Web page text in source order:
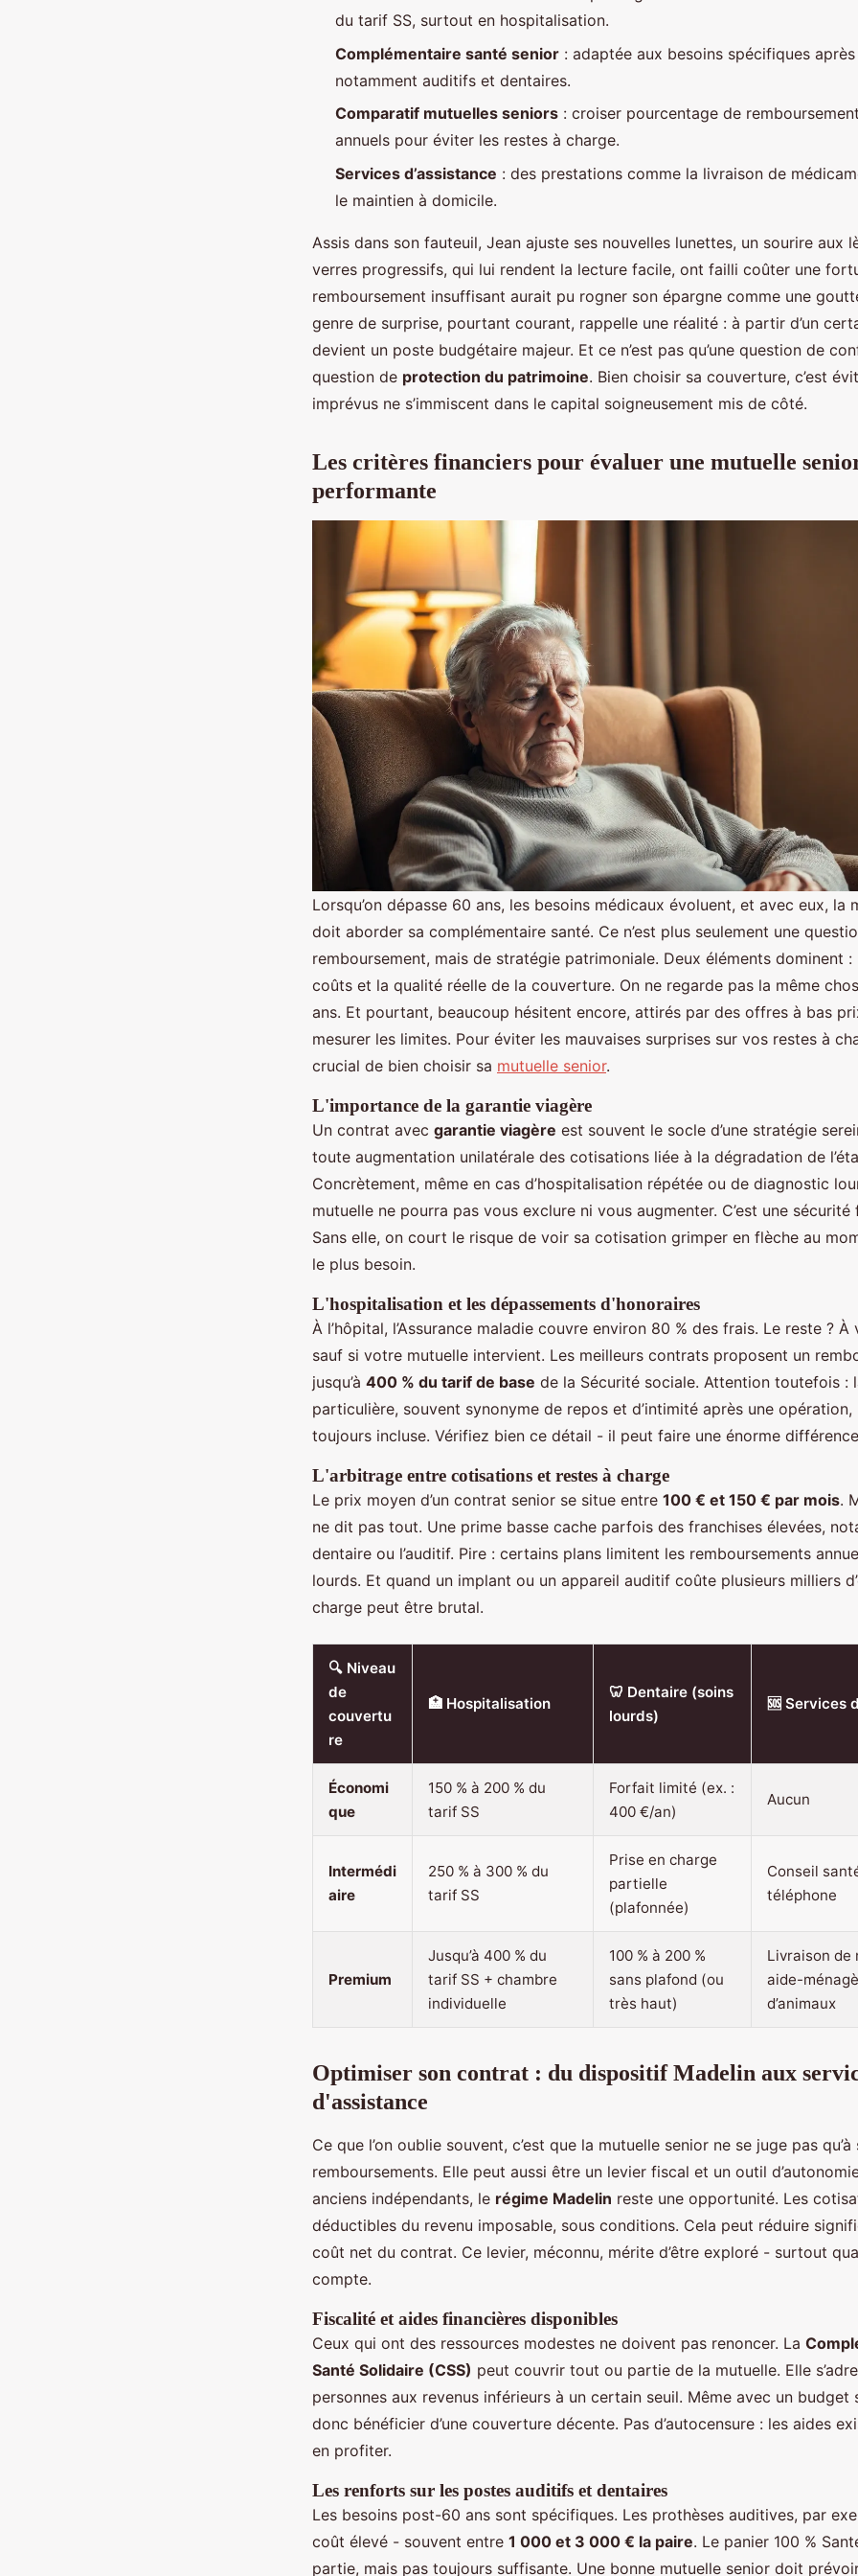
du tarif SS, surtout en hospitalisation.
Complémentaire santé senior : adaptée aux besoins spécifiques
notamment auditifs et dentaires.
Comparatif mutuelles seniors : croiser pourcentage de
annuels pour éviter les restes à charge.
Services d’assistance : des prestations comme la livraison de
le maintien à domicile.
Assis dans son fauteuil, Jean ajuste ses nouvelles lunettes, un sourire aux
verres progressifs, qui lui rendent la lecture facile, ont failli coûter une
remboursement insuffisant aurait pu rogner son épargne comme une
genre de surprise, pourtant courant, rappelle une réalité : à partir d’un
devient un poste budgétaire majeur. Et ce n’est pas qu’une question de
question de protection du patrimoine. Bien choisir sa couverture, c’est
imprévus ne s’immiscent dans le capital soigneusement mis de côté.
Les critères financiers pour évaluer une mutuelle
performante
Lorsqu’on dépasse 60 ans, les besoins médicaux évoluent, et avec eux, la
doit aborder sa complémentaire santé. Ce n’est plus seulement une
remboursement, mais de stratégie patrimoniale. Deux éléments dominent
coûts et la qualité réelle de la couverture. On ne regarde pas la même
ans. Et pourtant, beaucoup hésitent encore, attirés par des offres à bas
mesurer les limites. Pour éviter les mauvaises surprises sur vos restes à
crucial de bien choisir sa mutuelle senior.
L'importance de la garantie viagère
Un contrat avec garantie viagère est souvent le socle d’une stratégie
toute augmentation unilatérale des cotisations liée à la dégradation de
Concrètement, même en cas d’hospitalisation répétée ou de diagnostic
mutuelle ne pourra pas vous exclure ni vous augmenter. C’est une sécurité
Sans elle, on court le risque de voir sa cotisation grimper en flèche au
le plus besoin.
L'hospitalisation et les dépassements d'honoraires
À l’hôpital, l’Assurance maladie couvre environ 80 % des frais. Le reste ?
sauf si votre mutuelle intervient. Les meilleurs contrats proposent un
jusqu’à 400 % du tarif de base de la Sécurité sociale. Attention toutefois :
particulière, souvent synonyme de repos et d’intimité après une opération,
toujours incluse. Vérifiez bien ce détail - il peut faire une énorme
L'arbitrage entre cotisations et restes à charge
Le prix moyen d’un contrat senior se situe entre 100 € et 150 € par mois.
ne dit pas tout. Une prime basse cache parfois des franchises élevées,
dentaire ou l’auditif. Pire : certains plans limitent les remboursements
lourds. Et quand un implant ou un appareil auditif coûte plusieurs milliers
charge peut être brutal.
🔍 Niveau
de
couvertu
re
🏥 Hospitalisation
🦷 Dentaire (soins
lourds)
🆘 Services
Économi
que
150 % à 200 % du
tarif SS
Forfait limité (ex. :
400 €/an)
Aucun
Intermédi
aire
250 % à 300 % du
tarif SS
Prise en charge
partielle
(plafonnée)
Conseil
téléphone
Premium
Jusqu’à 400 % du
tarif SS + chambre
individuelle
100 % à 200 %
sans plafond (ou
très haut)
Livraison de
aide-
d’animaux
Optimiser son contrat : du dispositif Madelin aux
d'assistance
Ce que l’on oublie souvent, c’est que la mutuelle senior ne se juge pas qu’à
remboursements. Elle peut aussi être un levier fiscal et un outil
anciens indépendants, le régime Madelin reste une opportunité. Les
déductibles du revenu imposable, sous conditions. Cela peut réduire
coût net du contrat. Ce levier, méconnu, mérite d’être exploré - surtout
compte.
Fiscalité et aides financières disponibles
Ceux qui ont des ressources modestes ne doivent pas renoncer. La
Santé Solidaire (CSS) peut couvrir tout ou partie de la mutuelle. Elle
personnes aux revenus inférieurs à un certain seuil. Même avec un budget
donc bénéficier d’une couverture décente. Pas d’autocensure : les aides
en profiter.
Les renforts sur les postes auditifs et dentaires
Les besoins post-60 ans sont spécifiques. Les prothèses auditives, par
coût élevé - souvent entre 1 000 et 3 000 € la paire. Le panier 100 %
partie, mais pas toujours suffisante. Une bonne mutuelle senior doit